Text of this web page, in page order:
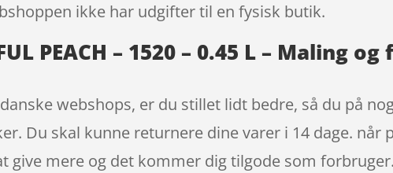
ikke har udgifter til en fysisk butik.
PEACH – 1520 – 0.45 L – Maling
webshops, er du stillet lidt bedre, så du på
Du skal kunne returnere dine varer i 14 dage.
give mere og det kommer dig tilgode som